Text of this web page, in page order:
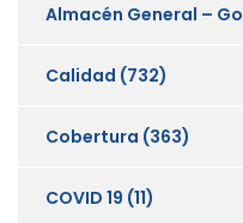
Almacén General –
Calidad (732)
Cobertura (363)
COVID 19 (11)